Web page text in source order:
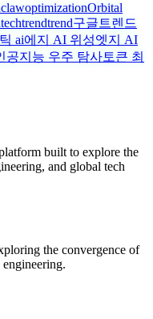
optimizationOrbital
techtrendtrend구글트렌드
ai에지 AI 위성엣지 AI
공지능 우주 탐사토큰 최
built to explore the
and global tech
the convergence of